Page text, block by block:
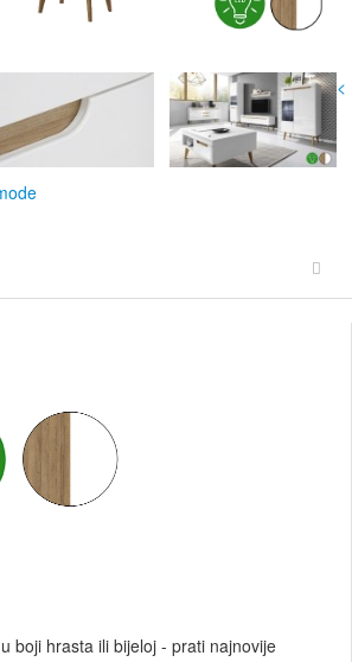
<
boji hrasta ili bijeloj - prati najnovije